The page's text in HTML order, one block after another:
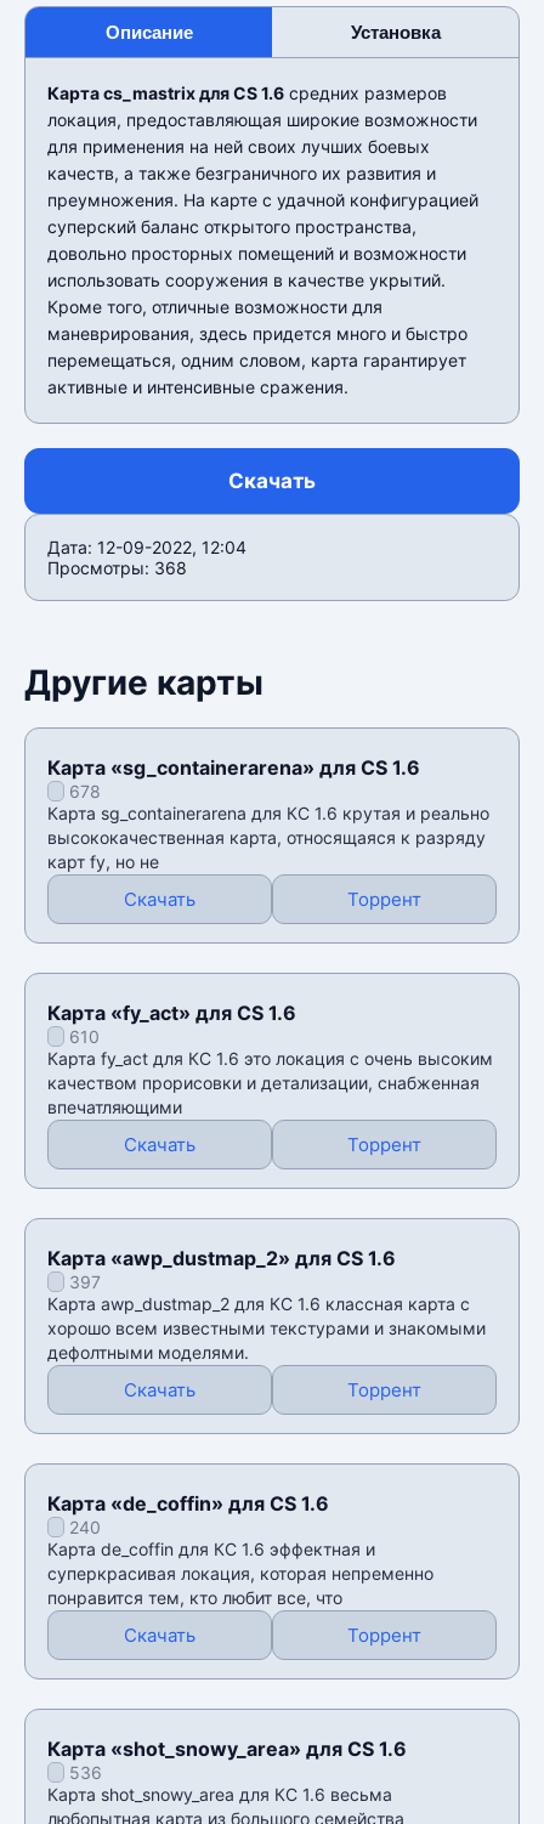
Описание Установка
Карта cs_mastrix для CS 1.6 средних размеров
локация, предоставляющая широкие возможности
для применения на ней своих лучших боевых
качеств, а также безграничного их развития и
преумножения. На карте с удачной конфигурацией
суперский баланс открытого пространства,
довольно просторных помещений и возможности
использовать сооружения в качестве укрытий.
Кроме того, отличные возможности для
маневрирования, здесь придется много и быстро
перемещаться, одним словом, карта гарантирует
активные и интенсивные сражения.
Скачать
Дата: 12-09-2022, 12:04
Просмотры: 368
Другие карты
Карта «sg_containerarena» для CS 1.6
678
Карта sg_containerarena для КС 1.6 крутая и реально
высококачественная карта, относящаяся к разряду
карт fy, но не
Скачать Торрент
Карта «fy_act» для CS 1.6
610
Карта fy_act для КС 1.6 это локация с очень высоким
качеством прорисовки и детализации, снабженная
впечатляющими
Скачать Торрент
Карта «awp_dustmap_2» для CS 1.6
397
Карта awp_dustmap_2 для КС 1.6 классная карта с
хорошо всем известными текстурами и знакомыми
дефолтными моделями.
Скачать Торрент
Карта «de_coffin» для CS 1.6
240
Карта de_coffin для КС 1.6 эффектная и
суперкрасивая локация, которая непременно
понравится тем, кто любит все, что
Скачать Торрент
Карта «shot_snowy_area» для CS 1.6
536
Карта shot_snowy_area для КС 1.6 весьма
любопытная карта из большого семейства